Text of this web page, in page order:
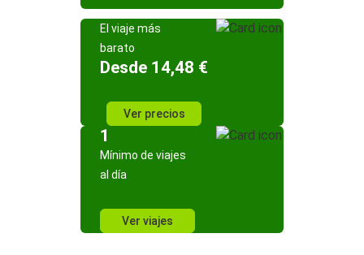
El viaje más
barato
Desde 14,48 €
Ver precios
1
Mínimo de viajes
al día
Ver viajes